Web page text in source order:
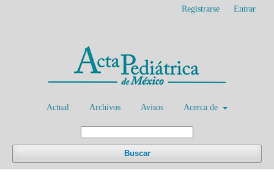
Actual Archivos Avisos Acerca de
Buscar
Registrarse Entrar